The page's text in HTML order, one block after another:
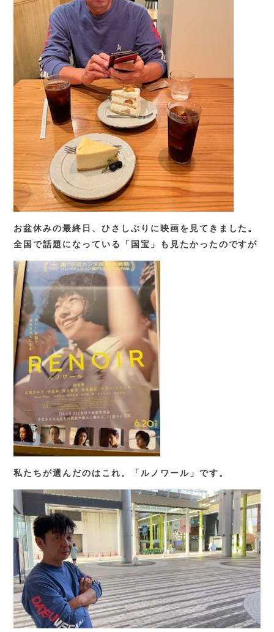
お盆休みの最終日、ひさしぶりに映画を見てきました。
全国で話題になっている「国宝」も見たかったのですが
私たちが選んだのはこれ。「ルノワール」です。